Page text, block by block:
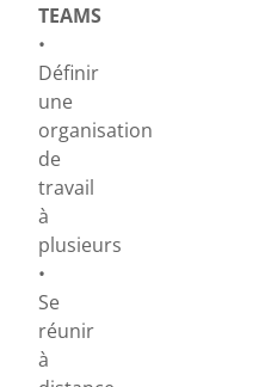
TEAMS
•
Définir
une
organisation
de
travail
à
plusieurs
•
Se
réunir
à